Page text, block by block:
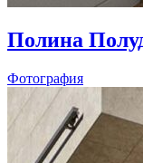
Полина
Фотография